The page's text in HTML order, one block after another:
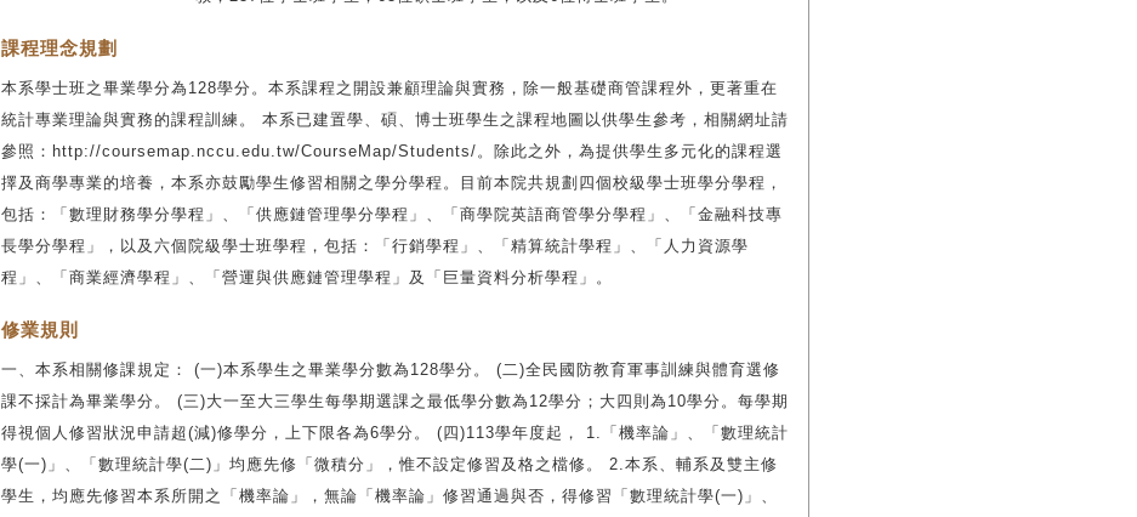
課程理念規劃
本系學士班之畢業學分為128學分。本系課程之開設兼顧理論與實務，除一般基礎商管課程外，更著重在
統計專業理論與實務的課程訓練。 本系已建置學、碩、博士班學生之課程地圖以供學生參考，相關網址請
參照：http://coursemap.nccu.edu.tw/CourseMap/Students/。除此之外，為提供學生多元化的課程選
擇及商學專業的培養，本系亦鼓勵學生修習相關之學分學程。目前本院共規劃四個校級學士班學分學程，
包括：「數理財務學分學程」、「供應鏈管理學分學程」、「商學院英語商管學分學程」、「金融科技專
長學分學程」，以及六個院級學士班學程，包括：「行銷學程」、「精算統計學程」、「人力資源學
程」、「商業經濟學程」、「營運與供應鏈管理學程」及「巨量資料分析學程」。
修業規則
一、本系相關修課規定： (一)本系學生之畢業學分數為128學分。 (二)全民國防教育軍事訓練與體育選修
課不採計為畢業學分。 (三)大一至大三學生每學期選課之最低學分數為12學分；大四則為10學分。每學期
得視個人修習狀況申請超(減)修學分，上下限各為6學分。 (四)113學年度起， 1.「機率論」、「數理統計
學(一)」、「數理統計學(二)」均應先修「微積分」，惟不設定修習及格之檔修。 2.本系、輔系及雙主修
學生，均應先修習本系所開之「機率論」，無論「機率論」修習通過與否，得修習「數理統計學(一)」、